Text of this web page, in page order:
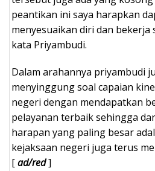
peantikan ini saya harapkan
menyesuaikan diri dan bekerja
kata Priyambudi.
Dalam arahannya priyambudi
menyinggung soal capaian
negeri dengan mendapatkan
pelayanan terbaik sehingga
harapan yang paling besar
kejaksaan negeri juga terus
[ad/red]